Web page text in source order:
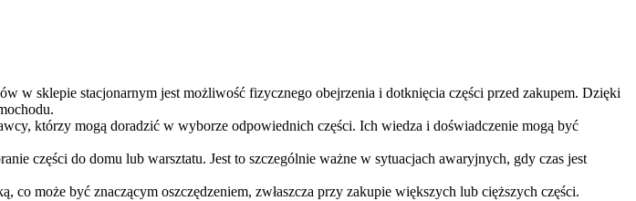
w sklepie stacjonarnym jest możliwość fizycznego obejrzenia i dotknięcia części przed zakupem. Dzięki
którzy mogą doradzić w wyborze odpowiednich części. Ich wiedza i doświadczenie mogą być
części do domu lub warsztatu. Jest to szczególnie ważne w sytuacjach awaryjnych, gdy czas jest
co może być znaczącym oszczędzeniem, zwłaszcza przy zakupie większych lub cięższych części.